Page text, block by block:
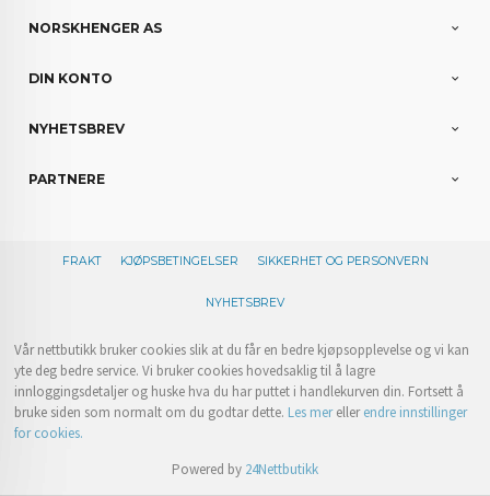
NORSKHENGER AS
DIN KONTO
NYHETSBREV
PARTNERE
FRAKT KJØPSBETINGELSER SIKKERHET OG PERSONVERN
NYHETSBREV
Vår nettbutikk bruker cookies slik at du får en bedre kjøpsopplevelse og vi kan
yte deg bedre service. Vi bruker cookies hovedsaklig til å lagre
innloggingsdetaljer og huske hva du har puttet i handlekurven din. Fortsett å
bruke siden som normalt om du godtar dette. Les merellerendre innstillinger
for cookies.
Powered by 24Nettbutikk